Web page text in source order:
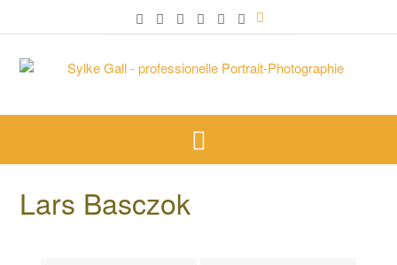
Lars Basczok